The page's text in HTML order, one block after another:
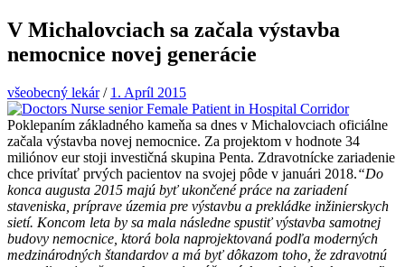
V Michalovciach sa začala výstavba
nemocnice novej generácie
všeobecný lekár/ 1. Apríl 2015
Poklepaním základného kameňa sa dnes v Michalovciach oficiálne
začala výstavba novej nemocnice. Za projektom v hodnote 34
miliónov eur stoji investičná skupina Penta. Zdravotnícke zariadenie
chce privítať prvých pacientov na svojej pôde v januári 2018.“Do
konca augusta 2015 majú byť ukončené práce na zariadení
staveniska, príprave územia pre výstavbu a prekládke inžinierskych
sietí. Koncom leta by sa mala následne spustiť výstavba samotnej
budovy nemocnice, ktorá bola naprojektovaná podľa moderných
medzinárodných štandardov a má byť dôkazom toho, že zdravotnú